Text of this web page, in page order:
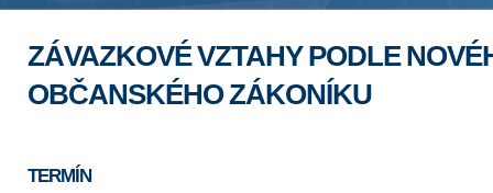
ZÁVAZKOVÉ VZTAHY PODLE
OBČANSKÉHO ZÁKONÍKU
TERMÍN